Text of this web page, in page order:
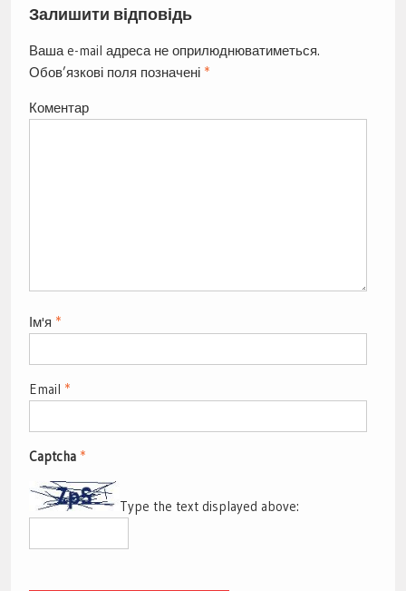
Залишити відповідь
Ваша e-mail адреса не оприлюднюватиметься.
Обов’язкові поля позначені *
Коментар
Ім'я *
Email *
Captcha *
Type the text displayed above: